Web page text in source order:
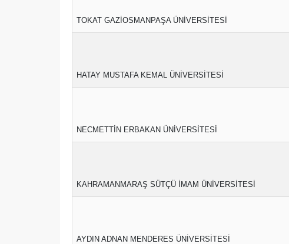
TOKAT GAZİOSMANPAŞA ÜNİVERSİTESİ
HATAY MUSTAFA KEMAL ÜNİVERSİTESİ
NECMETTİN ERBAKAN ÜNİVERSİTESİ
KAHRAMANMARAŞ SÜTÇÜ İMAM ÜNİVERSİTESİ
AYDIN ADNAN MENDERES ÜNİVERSİTESİ